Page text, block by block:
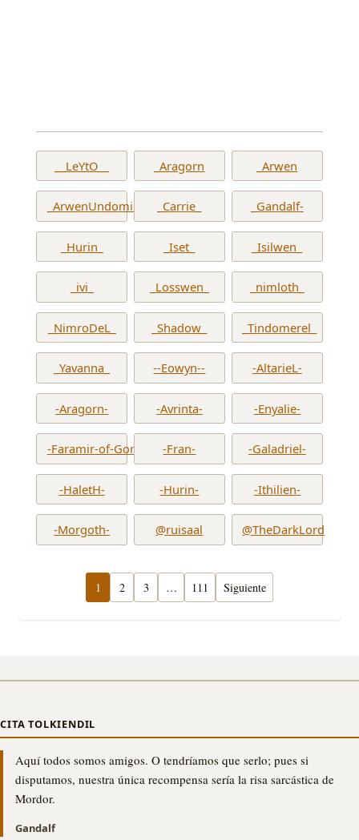
__LeYtO__ _Aragorn _Arwen
_ArwenUndomiel_ _Carrie_ _Gandalf-
_Hurin_ _Iset_ _Isilwen_
_ivi_ _Losswen_ _nimloth_
_NimroDeL_ _Shadow_ _Tindomerel_
_Yavanna_ --Eowyn-- -AltarieL-
-Aragorn- -Avrinta- -Enyalie-
-Faramir-of-Gondor- -Fran- -Galadriel-
-HaletH- -Hurin- -Ithilien-
-Morgoth- @ruisaal @TheDarkLord
1 2 3 … 111 Siguiente
CITA TOLKIENDIL
Aquí todos somos amigos. O tendríamos que serlo; pues si
disputamos, nuestra única recompensa sería la risa sarcástica de
Mordor.
Gandalf